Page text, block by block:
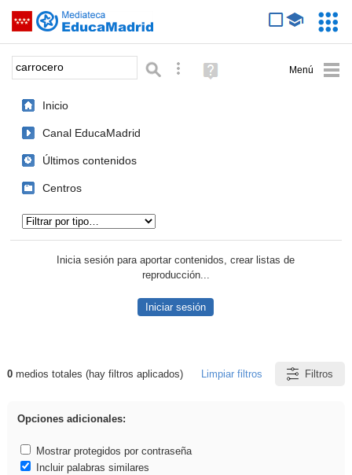
Saltar navegación
Palabra o frase: Búsqueda avanzada
Ayuda
(en
Inicio
Canal EducaMadrid
Últimos contenidos
Centros
Inicia sesión para aportar contenidos, crear listas de
reproducción...
Iniciar sesión
Resultados de: carrocero
0medios totales (hay filtros aplicados) Limpiar filtros Filtros
Opciones adicionales:
Mostrar protegidos por contraseña
Incluir palabras similares